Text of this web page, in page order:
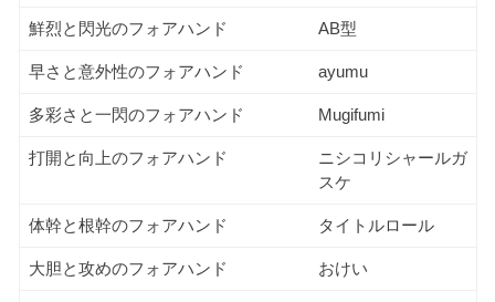
鮮烈と閃光のフォアハンド AB型
早さと意外性のフォアハンド ayumu
多彩さと一閃のフォアハンド Mugifumi
打開と向上のフォアハンド
ニシコリシャールガ
スケ
体幹と根幹のフォアハンド タイトルロール
大胆と攻めのフォアハンド おけい